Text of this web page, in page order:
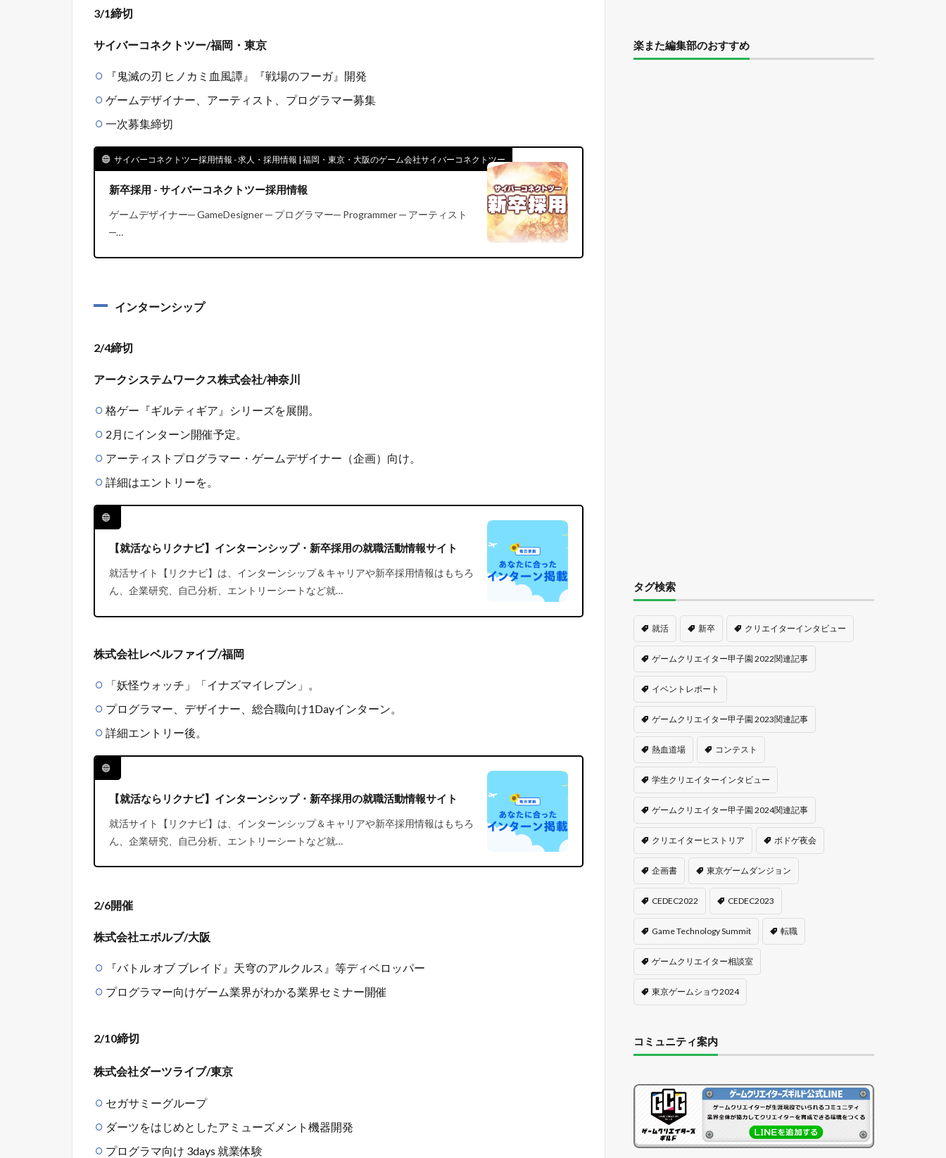
3/1締切
サイバーコネクトツー/福岡・東京
『鬼滅の刃 ヒノカミ血風譚』『戦場のフーガ』開発
ゲームデザイナー、アーティスト、プログラマー募集
一次募集締切
サイバーコネクトツー採用情報 - 求人・採用情報 | 福岡・東京・大阪のゲーム会社サイバーコネクトツー
新卒採用 - サイバーコネクトツー採用情報
ゲームデザイナー─ GameDesigner ─ プログラマー─ Programmer ─ アーティスト
─…
インターンシップ
2/4締切
アークシステムワークス株式会社/神奈川
格ゲー『ギルティギア』シリーズを展開。
2月にインターン開催予定。
アーティストプログラマー・ゲームデザイナー（企画）向け。
詳細はエントリーを。
【就活ならリクナビ】インターンシップ・新卒採用の就職活動情報サイト
就活サイト【リクナビ】は、インターンシップ＆キャリアや新卒採用情報はもちろ
ん、企業研究、自己分析、エントリーシートなど就…
株式会社レベルファイブ/福岡
「妖怪ウォッチ」「イナズマイレブン」。
プログラマー、デザイナー、総合職向け1Dayインターン。
詳細エントリー後。
【就活ならリクナビ】インターンシップ・新卒採用の就職活動情報サイト
就活サイト【リクナビ】は、インターンシップ＆キャリアや新卒採用情報はもちろ
ん、企業研究、自己分析、エントリーシートなど就…
2/6開催
株式会社エボルブ/大阪
『バトル オブ ブレイド』天穹のアルクルス』等ディベロッパー
プログラマー向けゲーム業界がわかる業界セミナー開催
2/10締切
株式会社ダーツライブ/東京
セガサミーグループ
ダーツをはじめとしたアミューズメント機器開発
プログラマ向け 3days 就業体験
楽また編集部のおすすめ
タグ検索
就活 新卒 クリエイターインタビュー
ゲームクリエイター甲子園 2022関連記事
イベントレポート
ゲームクリエイター甲子園 2023関連記事
熱血道場 コンテスト
学生クリエイターインタビュー
ゲームクリエイター甲子園 2024関連記事
クリエイターヒストリア ボドゲ夜会
企画書 東京ゲームダンジョン
CEDEC2022 CEDEC2023
Game Technology Summit 転職
ゲームクリエイター相談室
東京ゲームショウ2024
コミュニティ案内